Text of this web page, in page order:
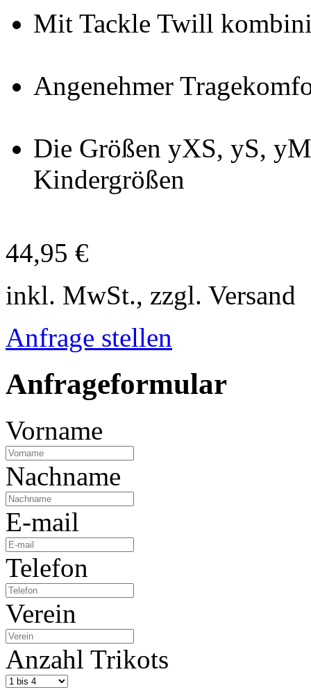
Mit Tackle Twill
Angenehmer
Die Größen yXS, yS,
Kindergrößen
44,95 €
inkl. MwSt., zzgl. Versand
Anfrage stellen
Anfrageformular
Vorname
Nachname
E-mail
Telefon
Verein
Anzahl Trikots